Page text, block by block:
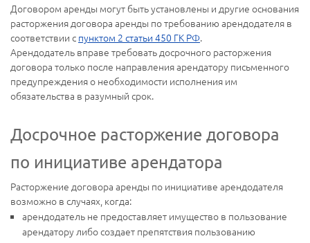
Договором аренды могут быть установлены и другие основания
расторжения договора аренды по требованию арендодателя в
соответствии с пунктом 2 статьи 450 ГК РФ.
Арендодатель вправе требовать досрочного расторжения
договора только после направления арендатору письменного
предупреждения о необходимости исполнения им
обязательства в разумный срок.
Досрочное расторжение договора
по инициативе арендатора
Расторжение договора аренды по инициативе арендодателя
возможно в случаях, когда:
арендодатель не предоставляет имущество в пользование
арендатору либо создает препятствия пользованию